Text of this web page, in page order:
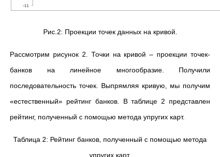
Рис.2: Проекции точек данных на кривой.
Рассмотрим рисунок 2. Точки на кривой – проекции точек-
банков на линейное многообразие. Получили
последовательность точек. Выпрямляя кривую, мы получим
«естественный» рейтинг банков. В таблице 2 представлен
рейтинг, полученный с помощью метода упругих карт.
Таблица 2: Рейтинг банков, полученный с помощью метода
упругих карт.